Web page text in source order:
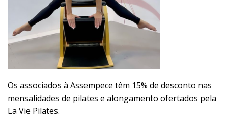
Os associados à Assempece têm 15% de desconto nas
mensalidades de pilates e alongamento ofertados pela
La Vie Pilates.